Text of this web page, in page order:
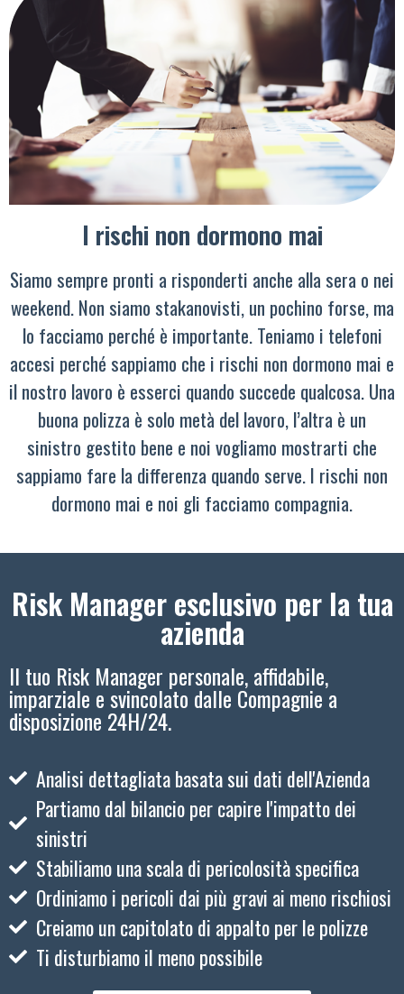
I rischi non dormono mai
Siamo sempre pronti a risponderti anche alla sera o nei
weekend. Non siamo stakanovisti, un pochino forse, ma
lo facciamo perché è importante. Teniamo i telefoni
accesi perché sappiamo che i rischi non dormono mai e
il nostro lavoro è esserci quando succede qualcosa. Una
buona polizza è solo metà del lavoro, l’altra è un
sinistro gestito bene e noi vogliamo mostrarti che
sappiamo fare la differenza quando serve. I rischi non
dormono mai e noi gli facciamo compagnia.
Risk Manager esclusivo per la tua
azienda
Il tuo Risk Manager personale, affidabile,
imparziale e svincolato dalle Compagnie a
disposizione 24H/24.
Analisi dettagliata basata sui dati dell'Azienda
Partiamo dal bilancio per capire l'impatto dei
sinistri
Stabiliamo una scala di pericolosità specifica
Ordiniamo i pericoli dai più gravi ai meno rischiosi
Creiamo un capitolato di appalto per le polizze
Ti disturbiamo il meno possibile